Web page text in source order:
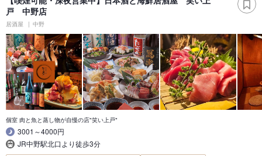
戸 中野店
居酒屋 中野
個室 肉と魚と蒸し物が自慢の店"笑い上戸"
3001～4000円
JR中野駅北口より徒歩3分